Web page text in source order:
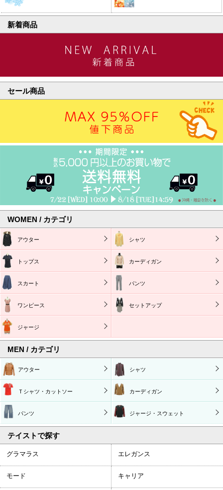
新着商品
セール商品
WOMEN / カテゴリ
アウター シャツ
トップス カーディガン
スカート パンツ
ワンピース セットアップ
ジャージ
MEN / カテゴリ
アウター シャツ
Ｔシャツ・カットソー カーディガン
パンツ ジャージ・スウェット
テイストで探す
グラマラス エレガンス
モード キャリア